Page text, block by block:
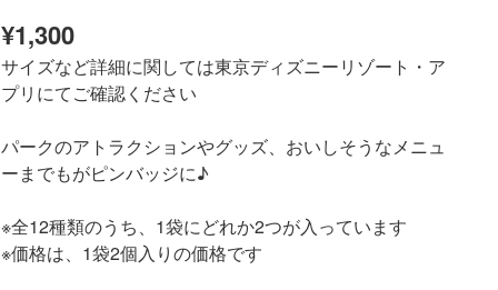
¥1,300
サイズなど詳細に関しては東京ディズニーリゾート・ア
プリにてご確認ください
パークのアトラクションやグッズ、おいしそうなメニュ
ーまでもがピンバッジに♪
※全12種類のうち、1袋にどれか2つが入っています
※価格は、1袋2個入りの価格です